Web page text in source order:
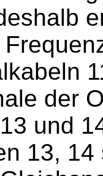
der
und
13,